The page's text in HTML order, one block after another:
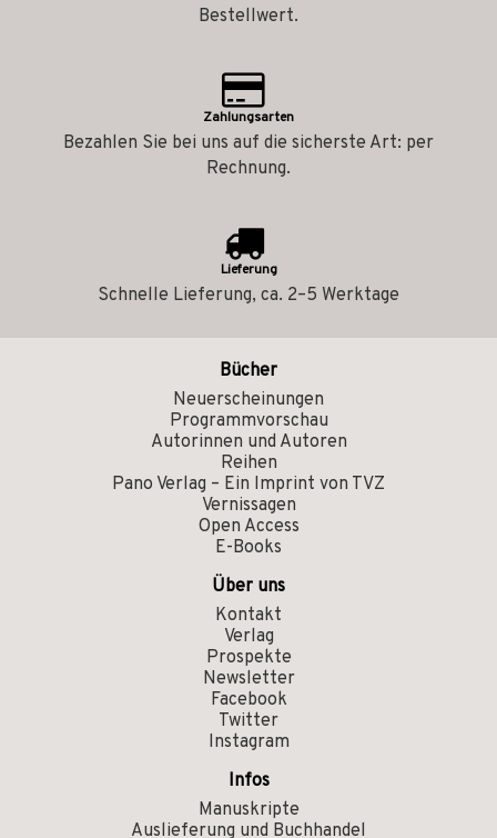
Bestellwert.
Zahlungsarten
Bezahlen Sie bei uns auf die sicherste Art: per
Rechnung.
Lieferung
Schnelle Lieferung, ca. 2–5 Werktage
Bücher
Neuerscheinungen
Programmvorschau
Autorinnen und Autoren
Reihen
Pano Verlag – Ein Imprint von TVZ
Vernissagen
Open Access
E-Books
Über uns
Kontakt
Verlag
Prospekte
Newsletter
Facebook
Twitter
Instagram
Infos
Manuskripte
Auslieferung und Buchhandel